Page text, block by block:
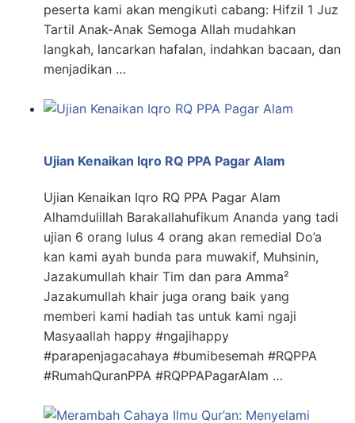
peserta kami akan mengikuti cabang: Hifzil 1 Juz
Tartil Anak-Anak Semoga Allah mudahkan
langkah, lancarkan hafalan, indahkan bacaan, dan
menjadikan …
Ujian Kenaikan Iqro RQ PPA Pagar Alam
Ujian Kenaikan Iqro RQ PPA Pagar Alam
Alhamdulillah Barakallahufikum Ananda yang tadi
ujian 6 orang lulus 4 orang akan remedial Do’a
kan kami ayah bunda para muwakif, Muhsinin,
Jazakumullah khair Tim dan para Amma²
Jazakumullah khair juga orang baik yang
memberi kami hadiah tas untuk kami ngaji
Masyaallah happy #ngajihappy
#parapenjagacahaya #bumibesemah #RQPPA
#RumahQuranPPA #RQPPAPagarAlam …